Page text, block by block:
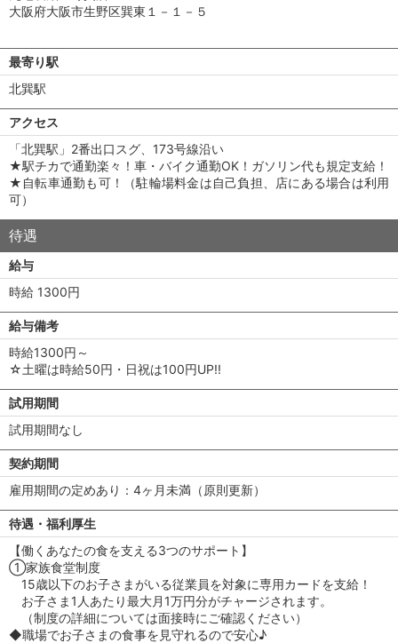
大阪府大阪市生野区巽東１－１－５
最寄り駅
北巽駅
アクセス
「北巽駅」2番出口スグ、173号線沿い
★駅チカで通勤楽々！車・バイク通勤OK！ガソリン代も規定支給！
★自転車通勤も可！（駐輪場料金は自己負担、店にある場合は利用
可）
待遇
給与
時給 1300円
給与備考
時給1300円～
☆土曜は時給50円・日祝は100円UP!!
試用期間
試用期間なし
契約期間
雇用期間の定めあり：4ヶ月未満（原則更新）
待遇・福利厚生
【働くあなたの食を支える3つのサポート】
①家族食堂制度
15歳以下のお子さまがいる従業員を対象に専用カードを支給！
お子さま1人あたり最大月1万円分がチャージされます。
（制度の詳細については面接時にご確認ください）
◆職場でお子さまの食事を見守れるので安心♪